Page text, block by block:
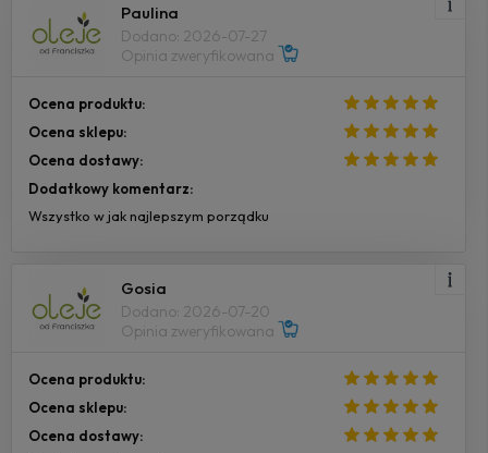
Paulina
Dodano: 2026-07-27
Opinia zweryfikowana
Ocena produktu:
Ocena sklepu:
Ocena dostawy:
Dodatkowy komentarz:
Wszystko w jak najlepszym porządku
Gosia
Dodano: 2026-07-20
Opinia zweryfikowana
Ocena produktu:
Ocena sklepu:
Ocena dostawy: